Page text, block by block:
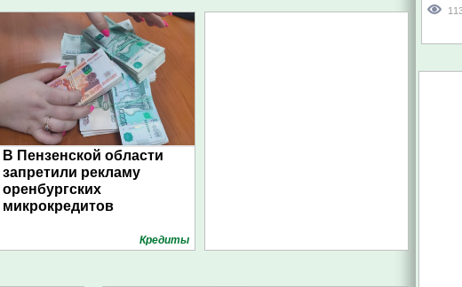
В Пензенской области
запретили рекламу
оренбургских
микрокредитов
Кредиты